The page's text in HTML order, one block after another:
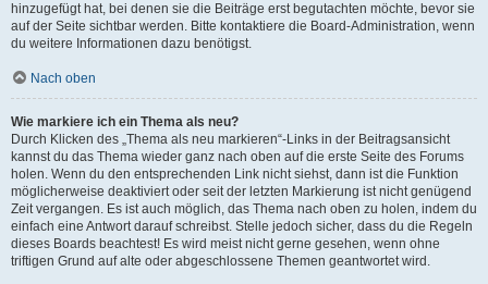
hinzugefügt hat, bei denen sie die Beiträge erst begutachten möchte, bevor sie
auf der Seite sichtbar werden. Bitte kontaktiere die Board-Administration, wenn
du weitere Informationen dazu benötigst.
Nach oben
Wie markiere ich ein Thema als neu?
Durch Klicken des „Thema als neu markieren“-Links in der Beitragsansicht
kannst du das Thema wieder ganz nach oben auf die erste Seite des Forums
holen. Wenn du den entsprechenden Link nicht siehst, dann ist die Funktion
möglicherweise deaktiviert oder seit der letzten Markierung ist nicht genügend
Zeit vergangen. Es ist auch möglich, das Thema nach oben zu holen, indem du
einfach eine Antwort darauf schreibst. Stelle jedoch sicher, dass du die Regeln
dieses Boards beachtest! Es wird meist nicht gerne gesehen, wenn ohne
triftigen Grund auf alte oder abgeschlossene Themen geantwortet wird.